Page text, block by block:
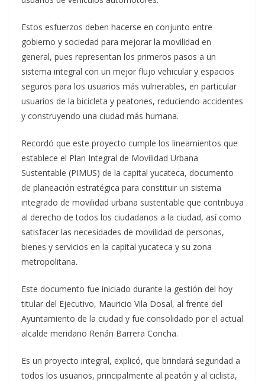
Estos esfuerzos deben hacerse en conjunto entre
gobierno y sociedad para mejorar la movilidad en
general, pues representan los primeros pasos a un
sistema integral con un mejor flujo vehicular y espacios
seguros para los usuarios más vulnerables, en particular
usuarios de la bicicleta y peatones, reduciendo accidentes
y construyendo una ciudad más humana.
Recordó que este proyecto cumple los lineamientos que
establece el Plan Integral de Movilidad Urbana
Sustentable (PIMUS) de la capital yucateca, documento
de planeación estratégica para constituir un sistema
integrado de movilidad urbana sustentable que contribuya
al derecho de todos los ciudadanos a la ciudad, así como
satisfacer las necesidades de movilidad de personas,
bienes y servicios en la capital yucateca y su zona
metropolitana.
Este documento fue iniciado durante la gestión del hoy
titular del Ejecutivo, Mauricio Vila Dosal, al frente del
Ayuntamiento de la ciudad y fue consolidado por el actual
alcalde meridano Renán Barrera Concha.
Es un proyecto integral, explicó, que brindará seguridad a
todos los usuarios, principalmente al peatón y al ciclista,